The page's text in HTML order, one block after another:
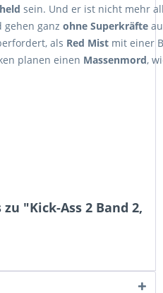
sein. Und er ist nicht mehr
ganz ohne Superkräfte
als Red Mist mit einer
planen einen Massenmord,
"Kick-Ass 2 Band 2,